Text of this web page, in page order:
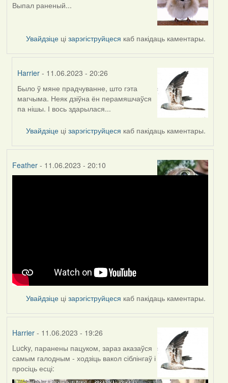
Выпал раненый...
Увайдзіце цізарэгіструйцеся каб пакідаць каментары.
Harrier - 11.06.2023 - 20:26
In
reply
to
Helena
Было ў мяне прадчуванне, што гэта
магчыма. Неяк дзіўна ён перамяшчаўся
па нішы. І вось здарылася...
Увайдзіце цізарэгіструйцеся каб пакідаць каментары.
Feather- 11.06.2023 - 20:10
Увайдзіце цізарэгіструйцеся каб пакідаць каментары.
Harrier- 11.06.2023 - 19:26
Lucky, паранены пацуком, зараз аказаўся
самым галодным - ходзіць вакол сіблінгаў і
просіць есці: